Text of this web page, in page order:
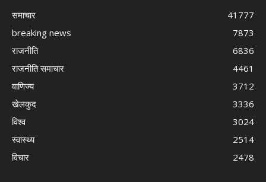
समाचार
41777
breaking news
7873
राजनीति
6836
राजनीति समाचार
4461
वाणिज्य
3712
खेलकुद
3336
विश्व
3024
स्वास्थ्य
2514
विचार
2478